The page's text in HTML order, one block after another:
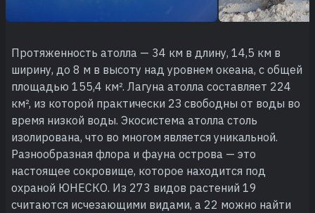
Протяженность атолла — 34 км в длину, 14,5 км в
ширину, до 8 м в высоту над уровнем океана, с общей
площадью 155,4 км². Лагуна атолла составляет 224
км², из которой практически 2З свободны от воды во
время низкой воды. Экосистема атолла столь
изолирована, что во многом является уникальной.
Разнообразная флора и фауна острова — это
настоящее сокровище, которое находится под
охраной ЮНЕСКО. Из 273 видов растений 19
считаются исчезающими видами, а 22 можно найти